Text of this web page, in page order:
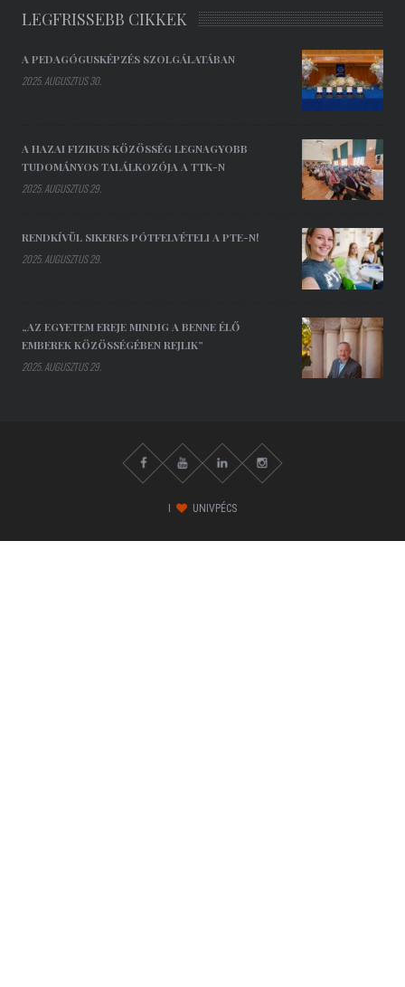
LEGFRISSEBB CIKKEK
A PEDAGÓGUSKÉPZÉS SZOLGÁLATÁBAN
2025. AUGUSZTUS 30.
A HAZAI FIZIKUS KÖZÖSSÉG LEGNAGYOBB
TUDOMÁNYOS TALÁLKOZÓJA A TTK-N
2025. AUGUSZTUS 29.
RENDKÍVÜL SIKERES PÓTFELVÉTELI A PTE-N!
2025. AUGUSZTUS 29.
„AZ EGYETEM EREJE MINDIG A BENNE ÉLŐ
EMBEREK KÖZÖSSÉGÉBEN REJLIK”
2025. AUGUSZTUS 29.
UNIVPÉCS